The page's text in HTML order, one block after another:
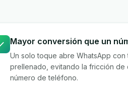
Mayor conversión que un
Un solo toque abre WhatsApp con
prellenado, evitando la fricción de
número de teléfono.